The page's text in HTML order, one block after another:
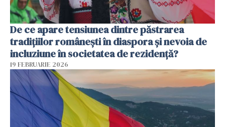
De ce apare tensiunea dintre păstrarea
tradițiilor românești în diaspora și nevoia de
incluziune în societatea de rezidență?
19 FEBRUARIE 2026